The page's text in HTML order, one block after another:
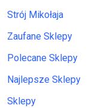
Strój Mikołaja
Zaufane Sklepy
Polecane Sklepy
Najlepsze Sklepy
Sklepy